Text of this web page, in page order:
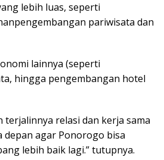
lebih luas, seperti
pariwisata dan
lainnya (seperti
hingga pengembangan hotel
terjalinnya relasi dan kerja sama
depan agar Ponorogo bisa
lebih baik lagi.” tutupnya.